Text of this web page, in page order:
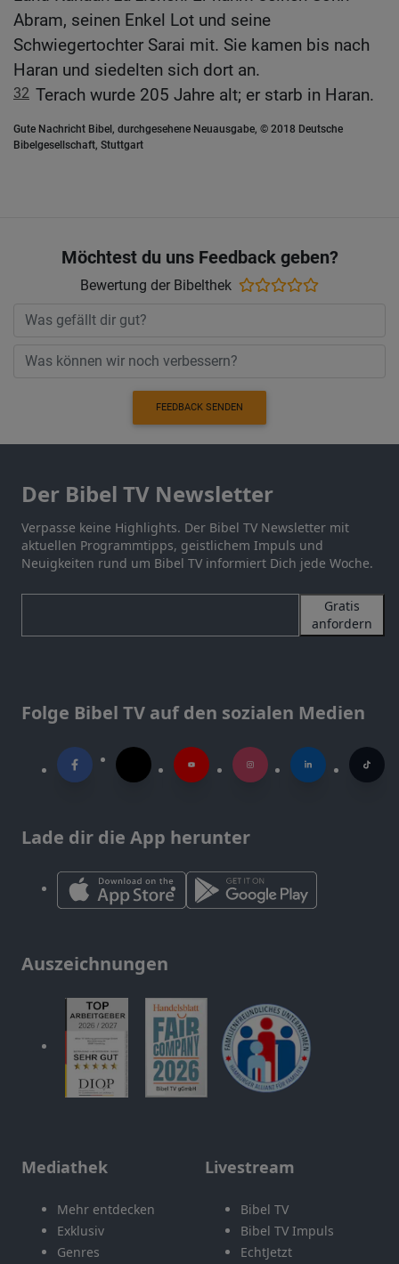
Abram, seinen Enkel Lot und seine
Schwiegertochter Sarai mit. Sie kamen bis nach
Haran und siedelten sich dort an.
32 Terach wurde 205 Jahre alt; er starb in Haran.
Gute Nachricht Bibel, durchgesehene Neuausgabe, © 2018 Deutsche
Bibelgesellschaft, Stuttgart
Möchtest du uns Feedback geben?
Bewertung der Bibelthek
FEEDBACK SENDEN
Der Bibel TV Newsletter
Verpasse keine Highlights. Der Bibel TV Newsletter mit
aktuellen Programmtipps, geistlichem Impuls und
Neuigkeiten rund um Bibel TV informiert Dich jede Woche.
Gratis
anfordern
Folge Bibel TV auf den sozialen Medien
Lade dir die App herunter
Auszeichnungen
Mediathek
Mehr entdecken
Exklusiv
Genres
Livestream
Bibel TV
Bibel TV Impuls
EchtJetzt